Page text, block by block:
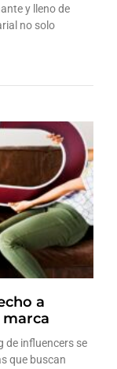
y lleno de
no solo
a
de influencers se
que buscan